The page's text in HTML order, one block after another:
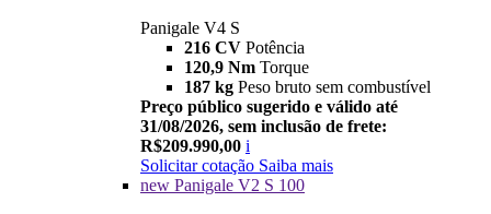
Panigale V4 S
216 CV Potência
120,9 Nm Torque
187 kg Peso bruto sem combustível
Preço público sugerido e válido até
31/08/2026, sem inclusão de frete:
R$209.990,00 i
Solicitar cotação Saiba mais
new Panigale V2 S 100